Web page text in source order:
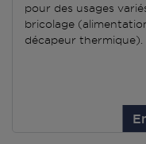
pour des usages
bricolage
décapeur thermique).